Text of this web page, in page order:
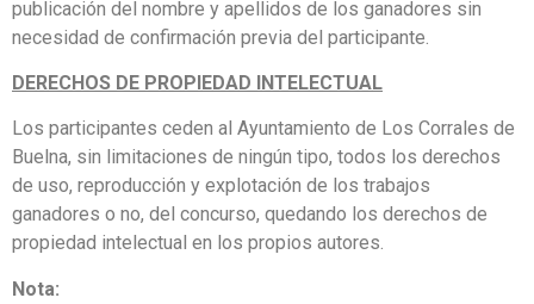
publicación del nombre y apellidos de los ganadores sin
necesidad de confirmación previa del participante.
DERECHOS DE PROPIEDAD INTELECTUAL
Los participantes ceden al Ayuntamiento de Los Corrales de
Buelna, sin limitaciones de ningún tipo, todos los derechos
de uso, reproducción y explotación de los trabajos
ganadores o no, del concurso, quedando los derechos de
propiedad intelectual en los propios autores.
Nota: